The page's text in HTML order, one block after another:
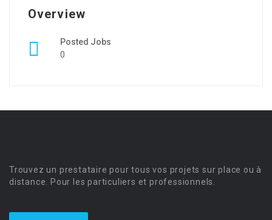
Overview
Posted Jobs
0
Trouvez un prestataire pour tous vos projets sur place ou à
distance. Pour les particuliers et professionnels.